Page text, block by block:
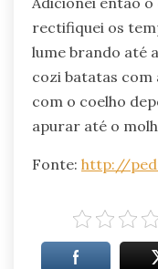
rectifiquei os
lume brando até
cozi batatas com
com o coelho
apurar até o
Fonte: http://